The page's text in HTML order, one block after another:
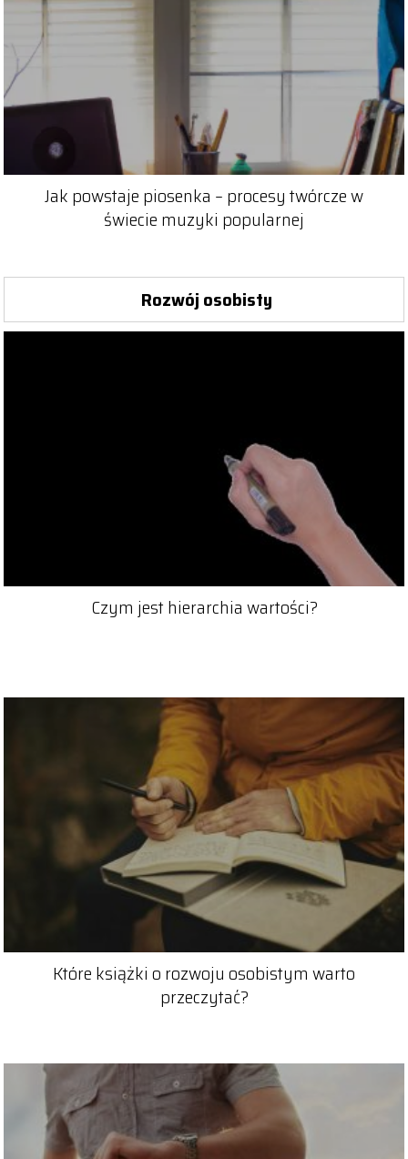
Jak powstaje piosenka – procesy twórcze w
świecie muzyki popularnej
Rozwój osobisty
Czym jest hierarchia wartości?
Które książki o rozwoju osobistym warto
przeczytać?